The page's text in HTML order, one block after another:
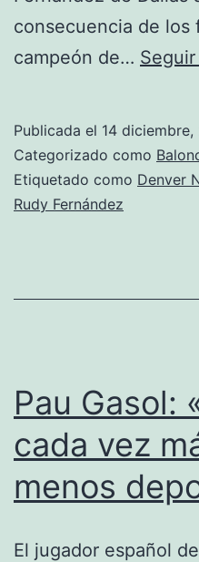
consecuencia de los
campeón de…
Publicada el 14 diciembre,
Categorizado como
Etiquetado como Denver
Rudy Fernández
Pau Gasol:
cada vez
menos
El jugador español